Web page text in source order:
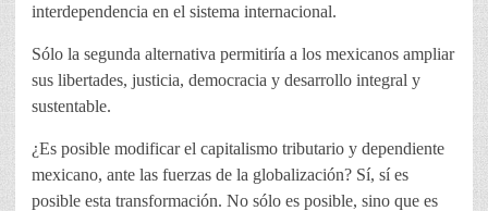
interdependencia en el sistema internacional.
Sólo la segunda alternativa permitiría a los mexicanos ampliar
sus libertades, justicia, democracia y desarrollo integral y
sustentable.
¿Es posible modificar el capitalismo tributario y dependiente
mexicano, ante las fuerzas de la globalización? Sí, sí es
posible esta transformación. No sólo es posible, sino que es